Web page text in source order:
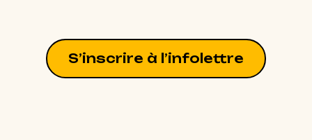
S’inscrire à l’infolettre